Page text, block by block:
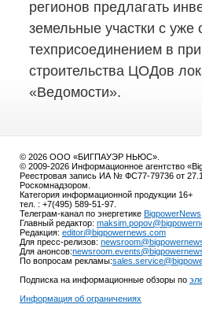
регионов предлагать
земельные участки с уже
техприсоединением в
строительства ЦОДов
«Ведомости».
© 2026 ООО «БИГПАУЭР НЬЮС».
© 2009-2026 Информационное агентство
Реестровая запись ИА № ФС77-79736 от
Роскомнадзором.
Категория информационной продукции 16+
тел. : +7(495) 589-51-97.
Телеграм-канал по энергетике BigpowerNews
Главный редактор:
Редакция: editor@bigpowernews.com
Для пресс-релизов:
Для анонсов:
По вопросам рекламы:
Подписка на информационные обзоры по
Информация об ограничениях